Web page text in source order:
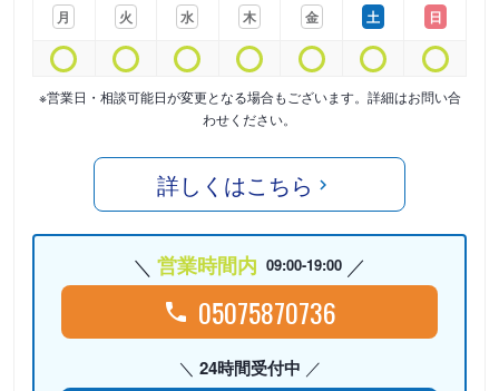
月
火
水
木
金
土
日
※営業日・相談可能日が変更となる場合もございます。詳細はお問い合
わせください。
詳しくはこちら
営業時間内 09:00-19:00
05075870736
24時間受付中